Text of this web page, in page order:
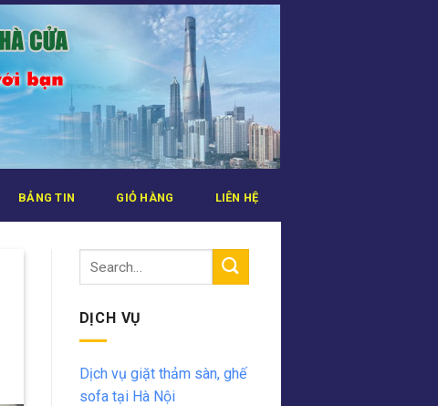
BẢNG TIN GIỎ HÀNG LIÊN HỆ
DỊCH VỤ
Dịch vụ giặt thảm sàn, ghế
sofa tại Hà Nội